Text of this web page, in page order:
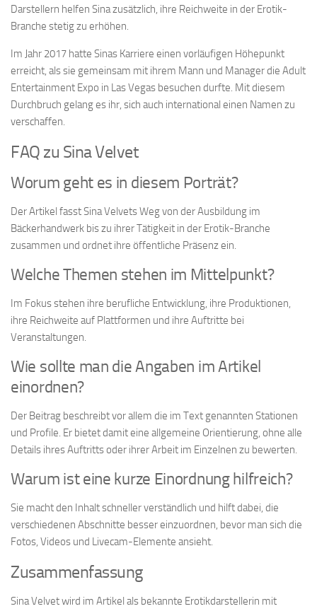
Darstellern helfen Sina zusätzlich, ihre Reichweite in der Erotik-
Branche stetig zu erhöhen.
Im Jahr 2017 hatte Sinas Karriere einen vorläufigen Höhepunkt
erreicht, als sie gemeinsam mit ihrem Mann und Manager die Adult
Entertainment Expo in Las Vegas besuchen durfte. Mit diesem
Durchbruch gelang es ihr, sich auch international einen Namen zu
verschaffen.
FAQ zu Sina Velvet
Worum geht es in diesem Porträt?
Der Artikel fasst Sina Velvets Weg von der Ausbildung im
Bäckerhandwerk bis zu ihrer Tätigkeit in der Erotik-Branche
zusammen und ordnet ihre öffentliche Präsenz ein.
Welche Themen stehen im Mittelpunkt?
Im Fokus stehen ihre berufliche Entwicklung, ihre Produktionen,
ihre Reichweite auf Plattformen und ihre Auftritte bei
Veranstaltungen.
Wie sollte man die Angaben im Artikel
einordnen?
Der Beitrag beschreibt vor allem die im Text genannten Stationen
und Profile. Er bietet damit eine allgemeine Orientierung, ohne alle
Details ihres Auftritts oder ihrer Arbeit im Einzelnen zu bewerten.
Warum ist eine kurze Einordnung hilfreich?
Sie macht den Inhalt schneller verständlich und hilft dabei, die
verschiedenen Abschnitte besser einzuordnen, bevor man sich die
Fotos, Videos und Livecam-Elemente ansieht.
Zusammenfassung
Sina Velvet wird im Artikel als bekannte Erotikdarstellerin mit